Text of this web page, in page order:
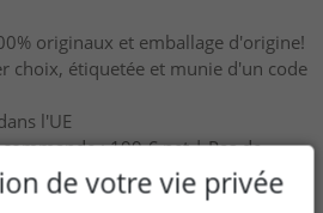
originaux et emballage d'origine!
choix, étiquetée et munie d'un code
l'UE
: 199 € net | Pas de
moins chères
de votre vie privée